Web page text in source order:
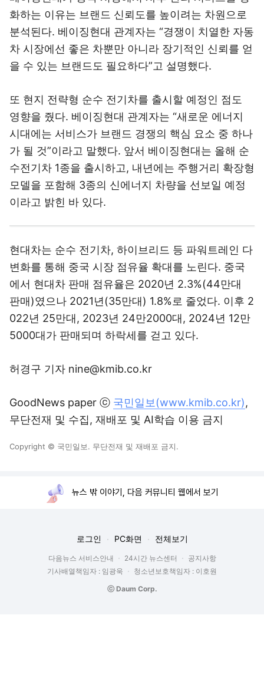
화하는 이유는 브랜드 신뢰도를 높이려는 차원으로
분석된다. 베이징현대 관계자는 “경쟁이 치열한 자동
차 시장에선 좋은 차뿐만 아니라 장기적인 신뢰를 얻
을 수 있는 브랜드도 필요하다”고 설명했다.
또 현지 전략형 순수 전기차를 출시할 예정인 점도
영향을 줬다. 베이징현대 관계자는 “새로운 에너지
시대에는 서비스가 브랜드 경쟁의 핵심 요소 중 하나
가 될 것”이라고 말했다. 앞서 베이징현대는 올해 순
수전기차 1종을 출시하고, 내년에는 주행거리 확장형
모델을 포함해 3종의 신에너지 차량을 선보일 예정
이라고 밝힌 바 있다.
현대차는 순수 전기차, 하이브리드 등 파워트레인 다
변화를 통해 중국 시장 점유율 확대를 노린다. 중국
에서 현대차 판매 점유율은 2020년 2.3%(44만대
판매)였으나 2021년(35만대) 1.8%로 줄었다. 이후 2
022년 25만대, 2023년 24만2000대, 2024년 12만
5000대가 판매되며 하락세를 걷고 있다.
허경구 기자 nine@kmib.co.kr
GoodNews paper ⓒ 국민일보(www.kmib.co.kr),
무단전재 및 수집, 재배포 및 AI학습 이용 금지
Copyright © 국민일보. 무단전재 및 재배포 금지.
뉴스 밖 이야기, 다음 커뮤니티 웹에서 보기
로그인 PC화면 전체보기
다음뉴스 서비스안내 24시간 뉴스센터
공지사항
기사배열책임자 : 임광욱
청소년보호책임자 : 이호원
ⓒ Daum Corp.